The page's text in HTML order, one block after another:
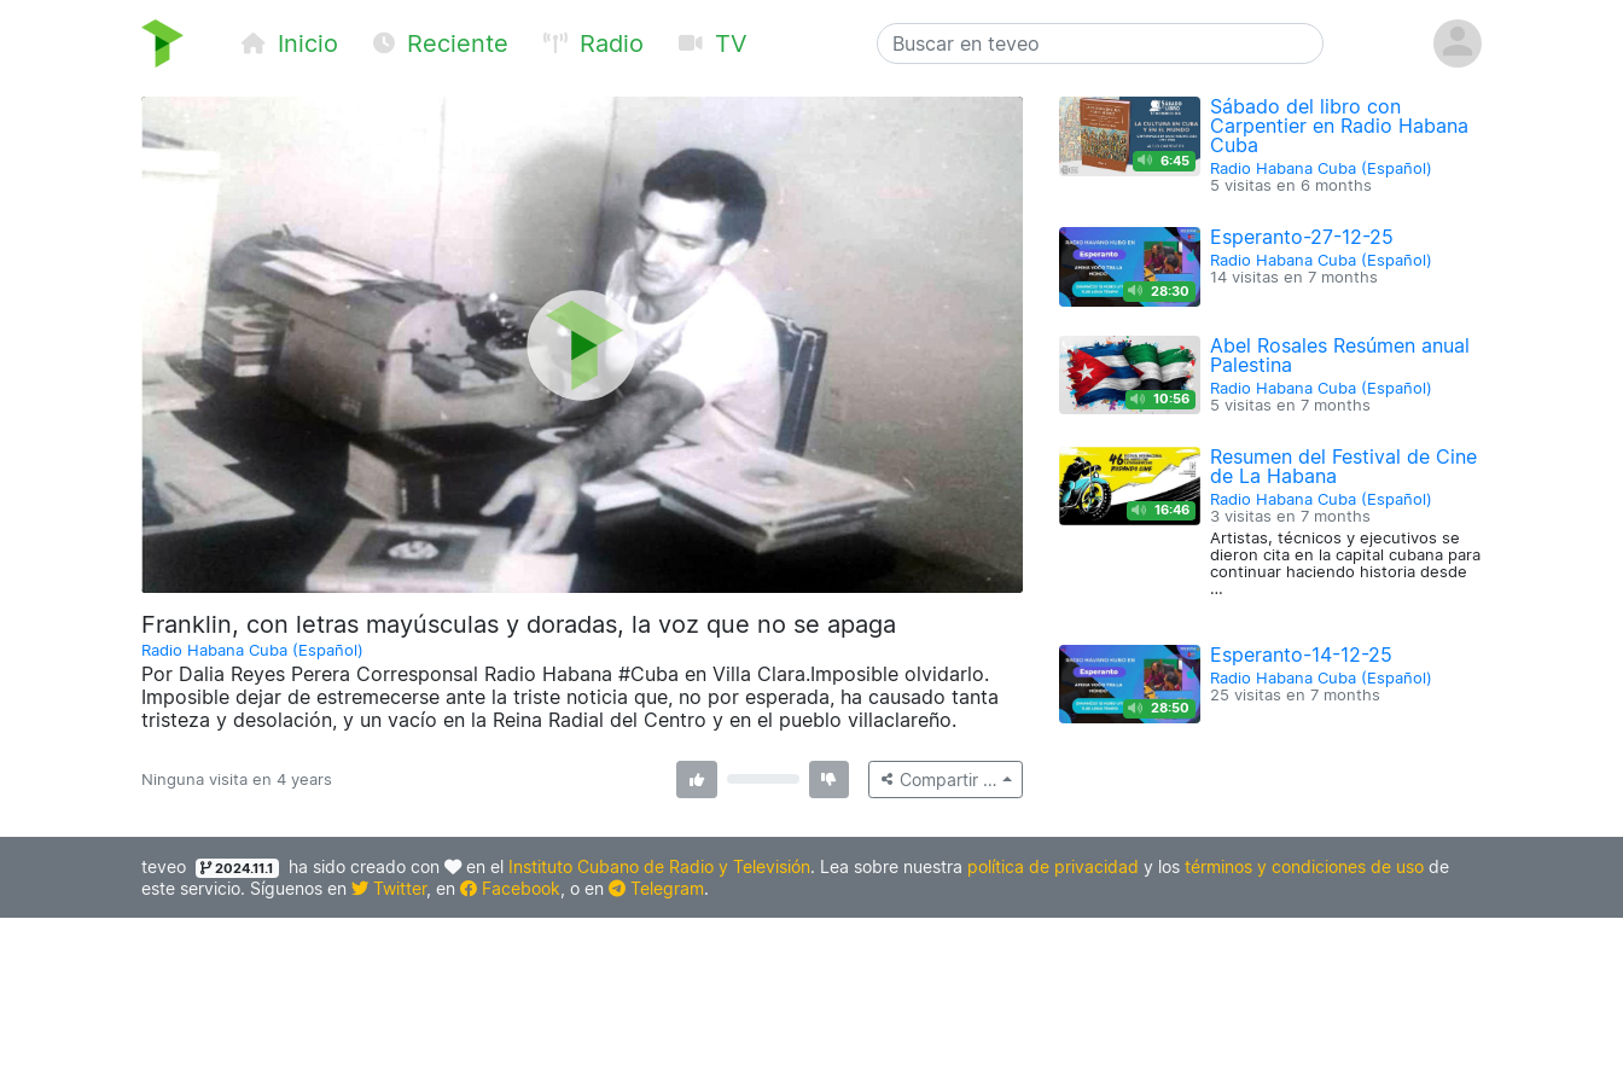
Inicio Reciente Radio TV
Franklin, con letras mayúsculas y doradas, la voz que no se apaga
Radio Habana Cuba (Español)
Por Dalia Reyes Perera Corresponsal Radio Habana #Cuba en Villa Clara.Imposible olvidarlo.
Imposible dejar de estremecerse ante la triste noticia que, no por esperada, ha causado tanta
tristeza y desolación, y un vacío en la Reina Radial del Centro y en el pueblo villaclareño.
Ninguna visita en 4 years Compartir …
6:45
Sábado del libro con
Carpentier en Radio Habana
Cuba
Radio Habana Cuba (Español)
5 visitas en 6 months
28:30
Esperanto-27-12-25
Radio Habana Cuba (Español)
14 visitas en 7 months
10:56
Abel Rosales Resúmen anual
Palestina
Radio Habana Cuba (Español)
5 visitas en 7 months
16:46
Resumen del Festival de Cine
de La Habana
Radio Habana Cuba (Español)
3 visitas en 7 months
Artistas, técnicos y ejecutivos se
dieron cita en la capital cubana para
continuar haciendo historia desde
…
28:50
Esperanto-14-12-25
Radio Habana Cuba (Español)
25 visitas en 7 months
teveo 2024.11.1 ha sido creado con en el Instituto Cubano de Radio y Televisión. Lea sobre nuestra política de privacidad y los términos y condiciones de usode
este servicio. Síguenos en
Twitter, en Facebook , o en Telegram.